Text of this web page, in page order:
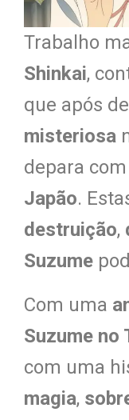
Trabalho
Shinkai,
que após
misteriosa
depara
Japão.
destruição,
Suzume
Com uma
Suzume no
com uma
magia,